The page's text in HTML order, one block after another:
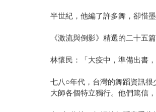
半世紀，他編了許多舞，卻惜
《激流與倒影》精選的二十五
林懷民：「大疫中，準備出書
七八○年代，台灣的舞蹈資訊
大師各個特立獨行。他們篤信